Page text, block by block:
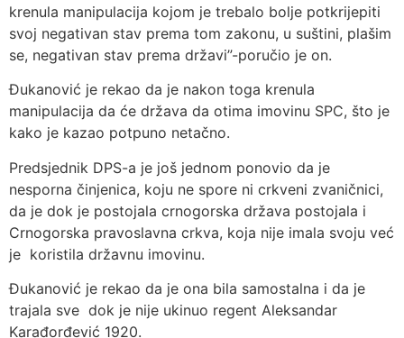
krenula manipulacija kojom je trebalo bolje potkrijepiti
svoj negativan stav prema tom zakonu, u suštini, plašim
se, negativan stav prema državi”-poručio je on.
Đukanović je rekao da je nakon toga krenula
manipulacija da će država da otima imovinu SPC, što je
kako je kazao potpuno netačno.
Predsjednik DPS-a je još jednom ponovio da je
nesporna činjenica, koju ne spore ni crkveni zvaničnici,
da je dok je postojala crnogorska država postojala i
Crnogorska pravoslavna crkva, koja nije imala svoju već
je koristila državnu imovinu.
Đukanović je rekao da je ona bila samostalna i da je
trajala sve dok je nije ukinuo regent Aleksandar
Karađorđević 1920.